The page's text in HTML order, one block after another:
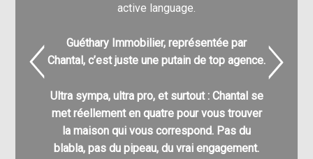
active language.
Guéthary Immobilier, représentée par
Chantal, c’est juste une putain de top agence.
Ultra sympa, ultra pro, et surtout : Chantal se
met réellement en quatre pour vous trouver
la maison qui vous correspond. Pas du
blabla, pas du pipeau, du vrai engagement.